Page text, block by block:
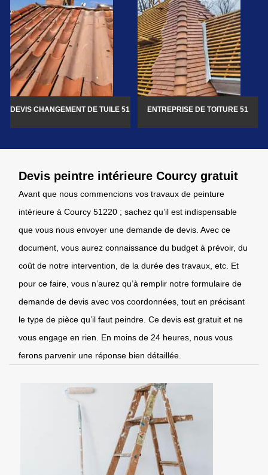
DEVIS CHANGEMENT DE TUILE 51 ENTREPRISE DE TOITURE 51
Devis peintre intérieure Courcy gratuit
Avant que nous commencions vos travaux de peinture
intérieure à Courcy 51220 ; sachez qu’il est indispensable
que vous nous envoyer une demande de devis. Avec ce
document, vous aurez connaissance du budget à prévoir, du
coût de notre intervention, de la durée des travaux, etc. Et
pour ce faire, vous n’aurez qu’à remplir notre formulaire de
demande de devis avec vos coordonnées, tout en précisant
le type de pièce qu’il faut peindre. Ce devis est gratuit et ne
vous engage en rien. En moins de 24 heures, nous vous
ferons parvenir une réponse bien détaillée.